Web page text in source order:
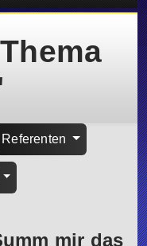
Referenten
mir das